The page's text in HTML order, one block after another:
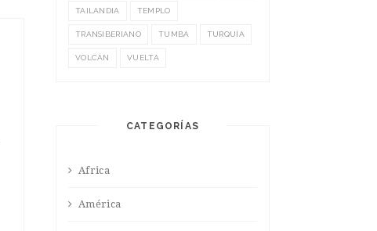
TAILANDIA TEMPLO
TRANSIBERIANO TUMBA TURQUÍA
VOLCÁN VUELTA
CATEGORÍAS
Africa
América